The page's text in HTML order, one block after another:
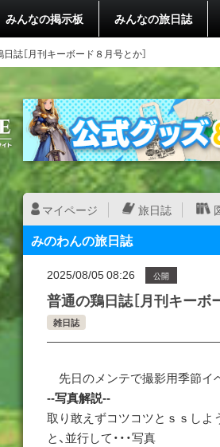
みんなの掲示板 みんなの旅日誌
誌［月刊キーボード８月号とか］
マイページ 旅日誌
みのわんの旅日誌
2025/08/05 08:26 公開
普通の鶏日誌［月刊キーボ
雑日誌
先日のメンテで撮影用季節イ
--写真解説--
取り敢えずコツコツとｓｓしよ
と、並行して・・・写真